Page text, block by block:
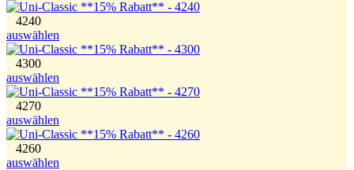
4240
auswählen
4300
auswählen
4270
auswählen
4260
auswählen